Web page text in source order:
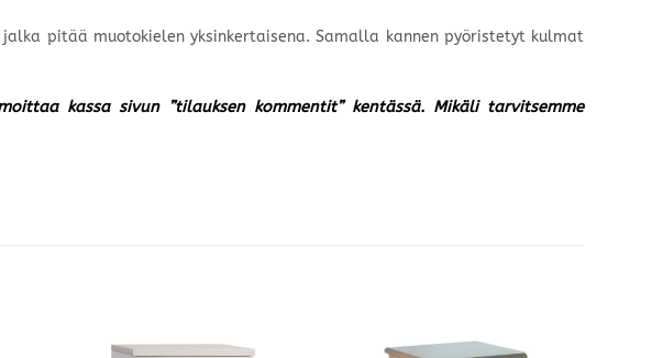
pitää muotokielen yksinkertaisena. Samalla kannen pyöristetyt kulmat
kassa sivun ”tilauksen kommentit” kentässä. Mikäli tarvitsemme